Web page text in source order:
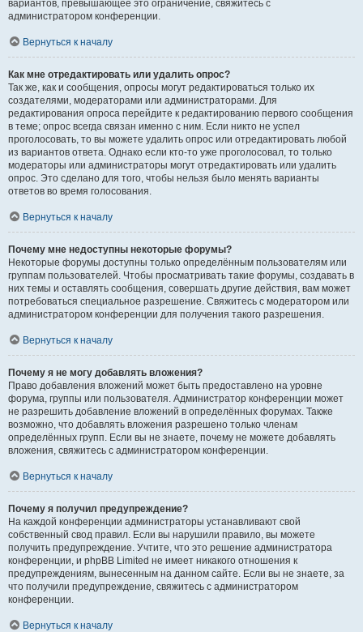
вариантов, превышающее это ограничение, свяжитесь с
администратором конференции.
Вернуться к началу
Как мне отредактировать или удалить опрос?
Так же, как и сообщения, опросы могут редактироваться только их
создателями, модераторами или администраторами. Для
редактирования опроса перейдите к редактированию первого сообщения
в теме; опрос всегда связан именно с ним. Если никто не успел
проголосовать, то вы можете удалить опрос или отредактировать любой
из вариантов ответа. Однако если кто-то уже проголосовал, то только
модераторы или администраторы могут отредактировать или удалить
опрос. Это сделано для того, чтобы нельзя было менять варианты
ответов во время голосования.
Вернуться к началу
Почему мне недоступны некоторые форумы?
Некоторые форумы доступны только определённым пользователям или
группам пользователей. Чтобы просматривать такие форумы, создавать в
них темы и оставлять сообщения, совершать другие действия, вам может
потребоваться специальное разрешение. Свяжитесь с модератором или
администратором конференции для получения такого разрешения.
Вернуться к началу
Почему я не могу добавлять вложения?
Право добавления вложений может быть предоставлено на уровне
форума, группы или пользователя. Администратор конференции может
не разрешить добавление вложений в определённых форумах. Также
возможно, что добавлять вложения разрешено только членам
определённых групп. Если вы не знаете, почему не можете добавлять
вложения, свяжитесь с администратором конференции.
Вернуться к началу
Почему я получил предупреждение?
На каждой конференции администраторы устанавливают свой
собственный свод правил. Если вы нарушили правило, вы можете
получить предупреждение. Учтите, что это решение администратора
конференции, и phpBB Limited не имеет никакого отношения к
предупреждениям, вынесенным на данном сайте. Если вы не знаете, за
что получили предупреждение, свяжитесь с администратором
конференции.
Вернуться к началу